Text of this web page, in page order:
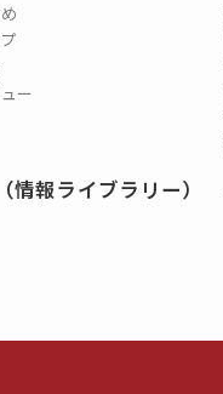
ー
情報ライブラリー）